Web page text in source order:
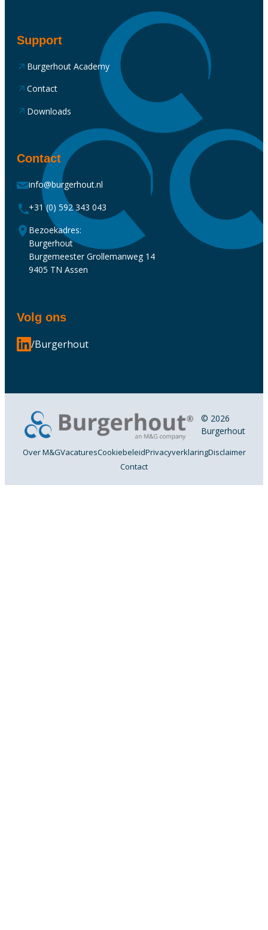
Support
Burgerhout Academy
Contact
Downloads
Contact
info@burgerhout.nl
+31 (0) 592 343 043
Bezoekadres:
Burgerhout
Burgemeester Grollemanweg 14
9405 TN Assen
Volg ons
/Burgerhout
© 2026
Burgerhout
Over M&GVacaturesCookiebeleidPrivacyverklaringDisclaimer
Contact